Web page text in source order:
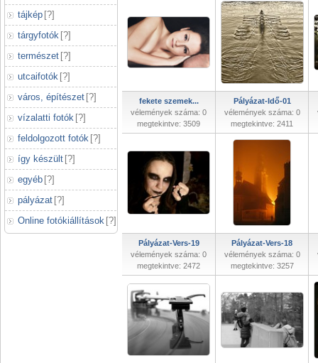
tájkép [?]
tárgyfotók [?]
természet [?]
utcaifotók [?]
város, építészet [?]
vízalatti fotók [?]
feldolgozott fotók [?]
így készült [?]
egyéb [?]
pályázat [?]
Online fotókiállítások [?]
fekete szemek...
vélemények száma: 0
megtekintve: 3509
Pályázat-Idő-01
vélemények száma: 0
megtekintve: 2411
Pályázat-Vers-19
vélemények száma: 0
megtekintve: 2472
Pályázat-Vers-18
vélemények száma: 0
megtekintve: 3257